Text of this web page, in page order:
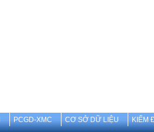
PCGD-XMC CƠ SỞ DỮ LIỆU
KIỂM